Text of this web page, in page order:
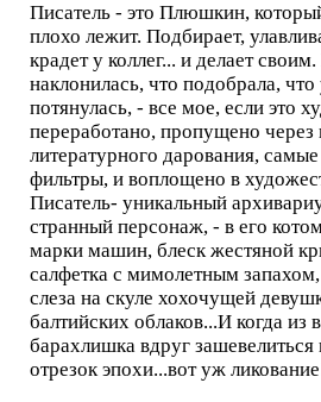
Писатель - это Плюшкин,
плохо лежит. Подбирает,
крадет у коллег... и делает
наклонилась, что подобрала,
потянулась, - все мое, если это
переработано, пропущено через
литературного дарования,
фильтры, и воплощено в
Писатель- уникальный
странный персонаж, - в его
марки машин, блеск жестяной
салфетка с мимолетным
слеза на скуле хохочущей
балтийских облаков...И когда из
барахлишка вдруг
отрезок эпохи...вот уж